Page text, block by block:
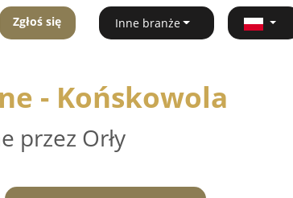
Zgłoś się Inne branże
- Końskowola
przez Orły